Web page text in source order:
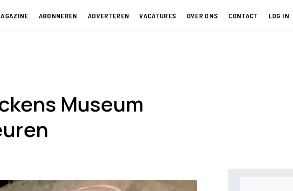
ABONNEREN ADVERTEREN VACATURES OVER ONS CONTACT LOG IN
Museum